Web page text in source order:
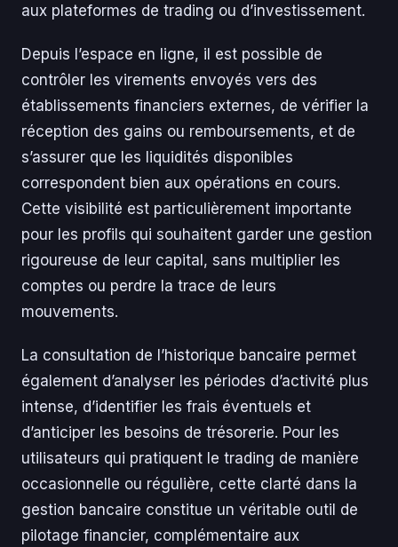
aux plateformes de trading ou d’investissement.
Depuis l’espace en ligne, il est possible de
contrôler les virements envoyés vers des
établissements financiers externes, de vérifier la
réception des gains ou remboursements, et de
s’assurer que les liquidités disponibles
correspondent bien aux opérations en cours.
Cette visibilité est particulièrement importante
pour les profils qui souhaitent garder une gestion
rigoureuse de leur capital, sans multiplier les
comptes ou perdre la trace de leurs
mouvements.
La consultation de l’historique bancaire permet
également d’analyser les périodes d’activité plus
intense, d’identifier les frais éventuels et
d’anticiper les besoins de trésorerie. Pour les
utilisateurs qui pratiquent le trading de manière
occasionnelle ou régulière, cette clarté dans la
gestion bancaire constitue un véritable outil de
pilotage financier, complémentaire aux